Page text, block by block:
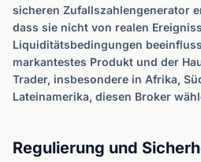
sicheren Zufallszahlengenerator
dass sie nicht von realen
Liquiditätsbedingungen
markantestes Produkt und der
Trader, insbesondere in Afrika,
Lateinamerika, diesen Broker
Regulierung und